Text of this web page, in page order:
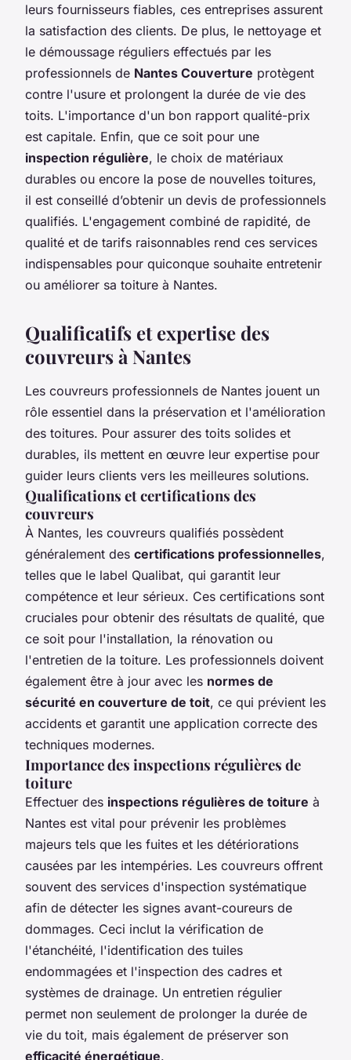
leurs fournisseurs fiables, ces entreprises assurent
la satisfaction des clients. De plus, le nettoyage et
le démoussage réguliers effectués par les
professionnels de Nantes Couverture protègent
contre l'usure et prolongent la durée de vie des
toits. L'importance d'un bon rapport qualité-prix
est capitale. Enfin, que ce soit pour une
inspection régulière, le choix de matériaux
durables ou encore la pose de nouvelles toitures,
il est conseillé d’obtenir un devis de professionnels
qualifiés. L'engagement combiné de rapidité, de
qualité et de tarifs raisonnables rend ces services
indispensables pour quiconque souhaite entretenir
ou améliorer sa toiture à Nantes.
Qualificatifs et expertise des
couvreurs à Nantes
Les couvreurs professionnels de Nantes jouent un
rôle essentiel dans la préservation et l'amélioration
des toitures. Pour assurer des toits solides et
durables, ils mettent en œuvre leur expertise pour
guider leurs clients vers les meilleures solutions.
Qualifications et certifications des
couvreurs
À Nantes, les couvreurs qualifiés possèdent
généralement des certifications professionnelles,
telles que le label Qualibat, qui garantit leur
compétence et leur sérieux. Ces certifications sont
cruciales pour obtenir des résultats de qualité, que
ce soit pour l'installation, la rénovation ou
l'entretien de la toiture. Les professionnels doivent
également être à jour avec les normes de
sécurité en couverture de toit, ce qui prévient les
accidents et garantit une application correcte des
techniques modernes.
Importance des inspections régulières de
toiture
Effectuer des inspections régulières de toiture à
Nantes est vital pour prévenir les problèmes
majeurs tels que les fuites et les détériorations
causées par les intempéries. Les couvreurs offrent
souvent des services d'inspection systématique
afin de détecter les signes avant-coureurs de
dommages. Ceci inclut la vérification de
l'étanchéité, l'identification des tuiles
endommagées et l'inspection des cadres et
systèmes de drainage. Un entretien régulier
permet non seulement de prolonger la durée de
vie du toit, mais également de préserver son
efficacité énergétique.